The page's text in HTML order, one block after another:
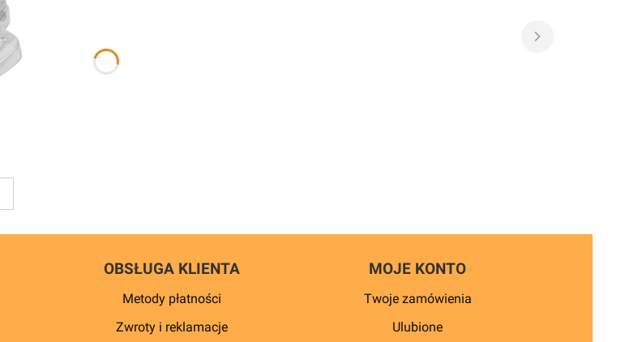
OBSŁUGA KLIENTA
Metody płatności
Zwroty i reklamacje
MOJE KONTO
Twoje zamówienia
Ulubione